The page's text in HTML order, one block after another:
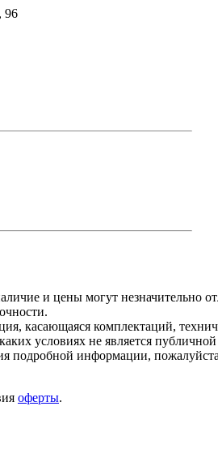
96
и цены могут незначительно
касающаяся комплектаций,
условиях не является
подробной информации,
оферты.